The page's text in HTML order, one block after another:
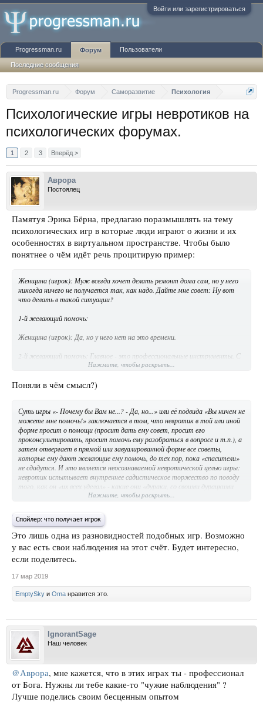
Войти или зарегистрироваться
Progressman.ru Форум Саморазвитие Психология
Психологические игры невротиков на
психологических форумах.
1 2 3 Вперёд >
Аврора
Постоялец
Памятуя Эрика Бёрна, предлагаю поразмышлять на тему
психологических игр в которые люди играют о жизни и их
особенностях в виртуальном пространстве. Чтобы было
понятнее о чём идёт речь процитирую пример:
Женщина (игрок): Муж всегда хочет делать ремонт дома сам, но у него
никогда ничего не получается так, как надо. Дайте мне совет: Ну вот
что делать в такой ситуации?
1-й желающий помочь:
Женщина (игрок): Да, но у него нет на это времени.
2-й желающий помочь: Главное - это профессиональные инструменты. С
хорошими инструментами даже дилетант сделает ремонт как надо.
профессиональные инструменты не станет.
3-й желающий помочь: А чего Вы не наймёте специалиста, чтобы тот
сделал ремонт как надо?
Женщина (игрок): Да, но это слишком дорого.
4-й желающий помочь: Почему бы вам тогда не смириться и не
обращать внимание на недоделки?
могу на это не обращать внимание и не нервничать.
Нажмите, чтобы раскрыть...
Поняли в чём смысл?)
Суть игры «- Почему бы Вам не...? - Да, но...» или её подвида «Вы ничем не
можете мне помочь!» заключается в том, что невротик в той или иной
форме просит о помощи (просит дать ему совет, просит его
проконсультировать, просит помочь ему разобраться в вопросе и т.п.), а
затем отвергает в прямой или завуалированной форме все советы,
которые ему дают желающие ему помочь, до тех пор, пока «спасители»
не сдадутся. И это является неосознаваемой невротической целью игры:
невротик испытывает внутреннее садистическое торжество по поводу
того, как он «их всех уделал» - какие они «дураки, со своими дурацкими
советами» (и какой он умный на их фоне).
Нажмите, чтобы раскрыть...
Спойлер: что получает игрок
Это лишь одна из разновидностей подобных игр. Возможно
у вас есть свои наблюдения на этот счёт. Будет интересно,
если поделитесь.
17 мар 2019
EmptySky и Oma нравится это.
IgnorantSage
Наш человек
@Аврора, мне кажется, что в этих играх ты - профессионал
от Бога. Нужны ли тебе какие-то "чужие наблюдения" ?
Лучше поделись своим бесценным опытом
Progressman.ru Форум
Последние сообщения
Пользователи